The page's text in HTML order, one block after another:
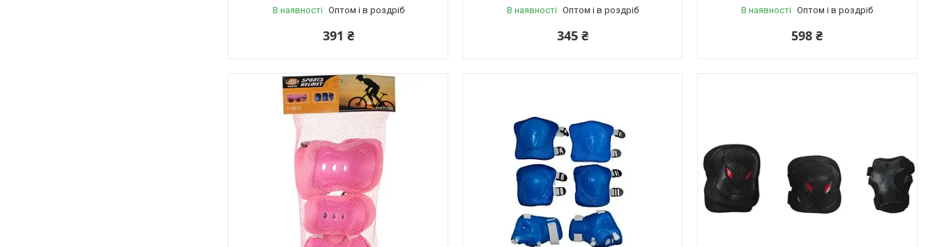
В наявності Оптом і в роздріб
391 ₴
В наявності Оптом і в роздріб
345 ₴
В наявності Оптом і в роздріб
598 ₴